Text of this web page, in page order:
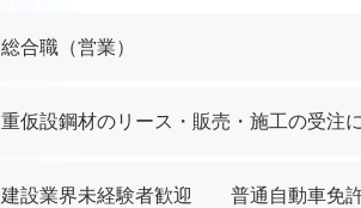
総合職（営業）
重仮設鋼材のリース・販売・施工の受注
建設業界未経験者歓迎 普通自動車免